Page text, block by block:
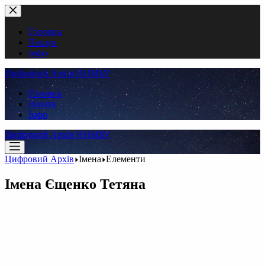
Перейти
до
вмістуГоловна
Пошук
Інфо
Цифровий Архів ННМБУ
Головна
Пошук
Інфо
Цифровий Архів ННМБУ
Цифровий Архів Імена Елементи
Імена Єщенко Тетяна